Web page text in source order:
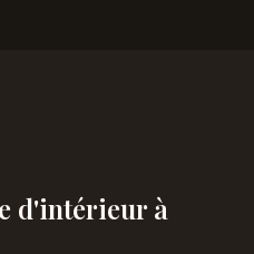
d'intérieur à